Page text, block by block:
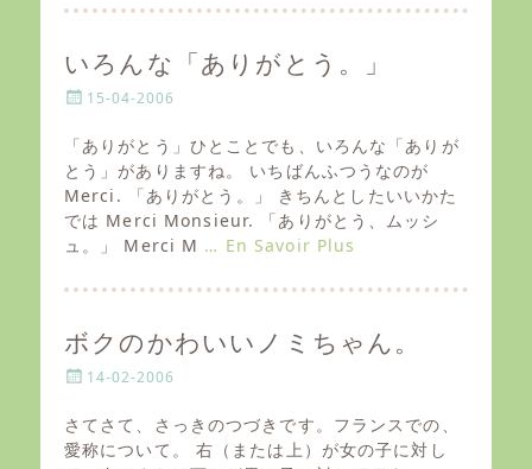
いろんな「ありがとう。」
P
t
e
d
o
n
15-04-2006
「ありがとう」ひとことでも、いろんな「ありが
とう」がありますね。 いちばんふつうなのが
Merci. 「ありがとう。」 きちんとしたいいかた
では Merci Monsieur. 「ありがとう、ムッシ
ュ。」 Merci M … En Savoir Plus
ボクのかわいいノミちゃん。
P
s
t
e
14-02-2006
さてさて、さっきのつづきです。フランスでの、
愛称について。 右（または上）が女の子に対し